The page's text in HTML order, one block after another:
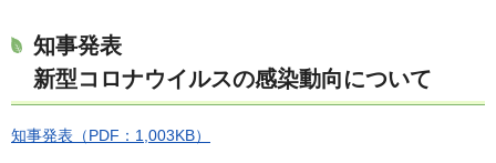
知事発表
新型コロナウイルスの感染動向について
知事発表（PDF：1,003KB）